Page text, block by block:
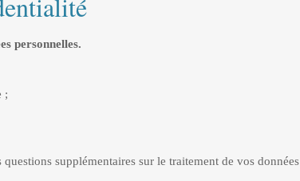
personnelles.
;
supplémentaires sur le traitement de vos données